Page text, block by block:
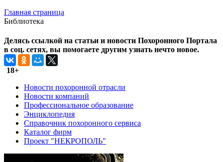
Главная страница
Библиотека
Делясь ссылкой на статьи и новости Похоронного Портала
в соц. сетях, вы помогаете другим узнать нечто новое.
18+
Новости похоронной отрасли
Новости компаний
Профессиональное образование
Энциклопедия
Справочник похоронного сервиса
Каталог фирм
Проект "НЕКРОПОЛЬ"